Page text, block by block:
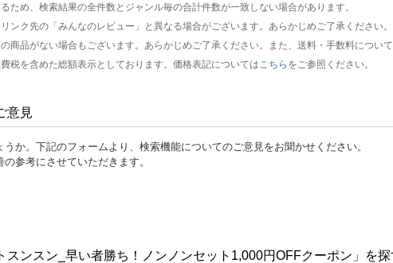
ため、検索結果の全件数とジャンル毎の合計件数が一致しない場合があります。
ンク先の「みんなのレビュー」と異なる場合がございます。あらかじめご了承ください。
商品がない場合もございます。あらかじめご了承ください。また、送料・手数料につい
税を含めた総額表示としております。価格表記については こちら をご参照ください。
意見
か。下記のフォームより、検索機能についてのご意見をお聞かせください。
参考にさせていただきます。
スンスン_早い者勝ち！ノンノンセット1,000円OFFクーポン」を探